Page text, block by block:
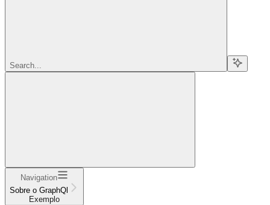
Search...
Navigation
Sobre o GraphQl
Exemplo